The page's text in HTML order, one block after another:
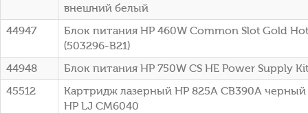
внешний белый
44947
Блок питания HP 460W Common Slot Gold
(503296-B21)
44948
Блок питания HP 750W CS HE Power Supply
45512
Картридж лазерный HP 825A CB390A черный
HP LJ CM6040